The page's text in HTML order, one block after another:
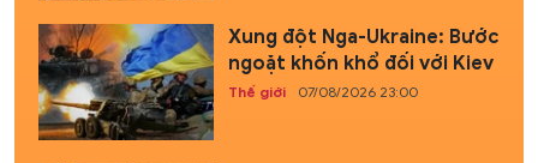
Xung đột Nga-Ukraine: Bước
ngoặt khốn khổ đối với Kiev
Thế giới 07/08/2026 23:00